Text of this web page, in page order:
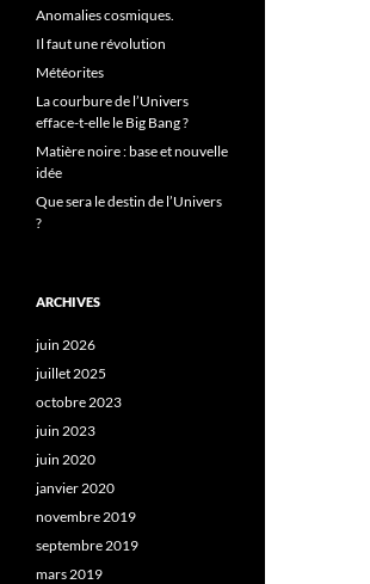
Anomalies cosmiques.
Il faut une révolution
Météorites
La courbure de l’Univers
efface-t-elle le Big Bang ?
Matière noire : base et nouvelle
idée
Que sera le destin de l’Univers
?
ARCHIVES
juin 2026
juillet 2025
octobre 2023
juin 2023
juin 2020
janvier 2020
novembre 2019
septembre 2019
mars 2019